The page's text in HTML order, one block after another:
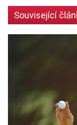
Související